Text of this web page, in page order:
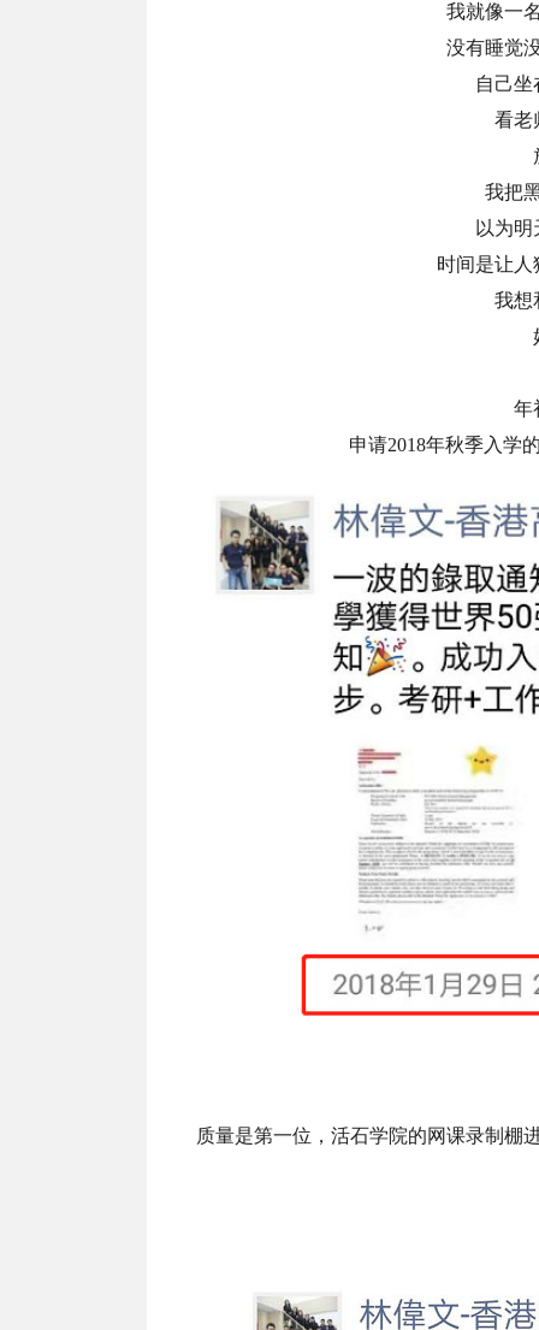
我就像一
没有睡觉
自己
看老
我把
以为
时间是让
我想
年
申请2018年秋季入学
质量是第一位，活石学院的网课录制棚